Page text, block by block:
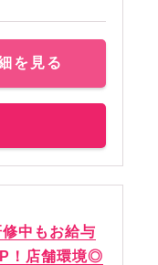
を見る
修中もお給与
！店舗環境◎